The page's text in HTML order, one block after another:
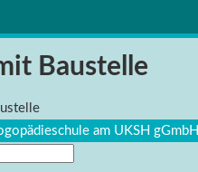
Baustelle
am UKSH